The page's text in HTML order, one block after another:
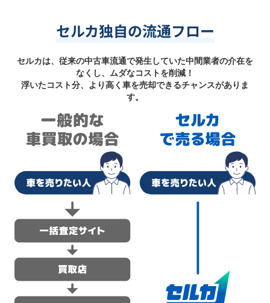
セルカ独自の流通フロー
セルカは、従来の中古車流通で発生していた中間業者の介在を
なくし、ムダなコストを削減！
浮いたコスト分、より高く車を売却できるチャンスがありま
す。